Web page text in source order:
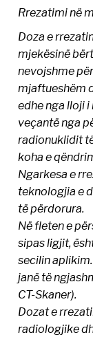
Rrezatimi në
Doza e
mjekësinë
nevojshme
mjaftueshëm
edhe nga lloji
veçantë nga
radionuklidit
koha e
Ngarkesa e
teknologjia e
të përdorura.
Në fleten e
sipas ligjit,
secilin
janë të
CT-Skaner).
Dozat e
radiologjike